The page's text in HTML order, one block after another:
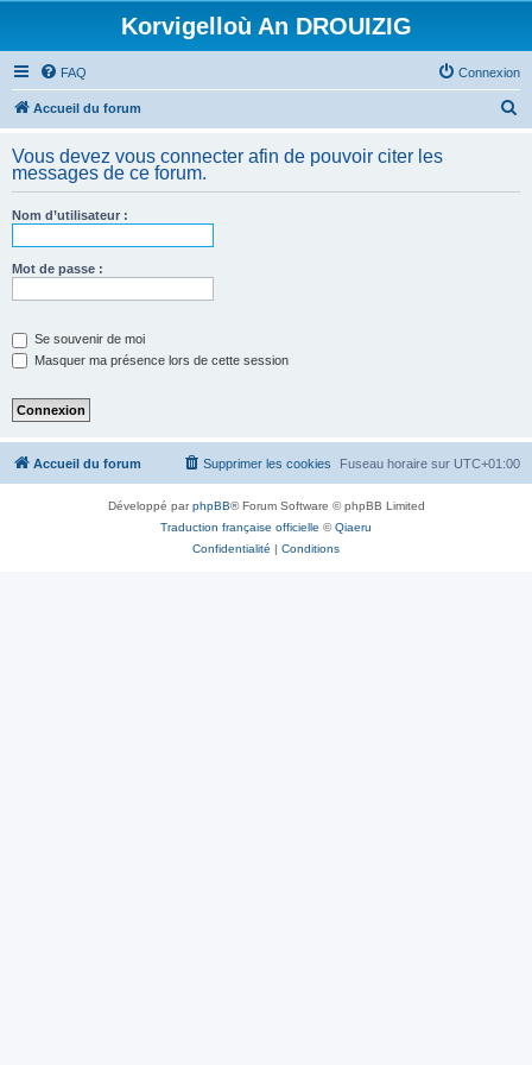
Korvigelloù An DROUIZIG
FAQ Connexion
Accueil du forum
h
Vous devez vous connecter afin de pouvoir citer les
messages de ce forum.
Nom d’utilisateur :
Mot de passe :
Se souvenir de moi
Masquer ma présence lors de cette session
Accueil du forum Fuseau horaire sur UTC+01:00
Supprimer les cookies
Développé parphpBB® Forum Software © phpBB Limited
Traduction française officielle ©Qiaeru
Confidentialité | Conditions